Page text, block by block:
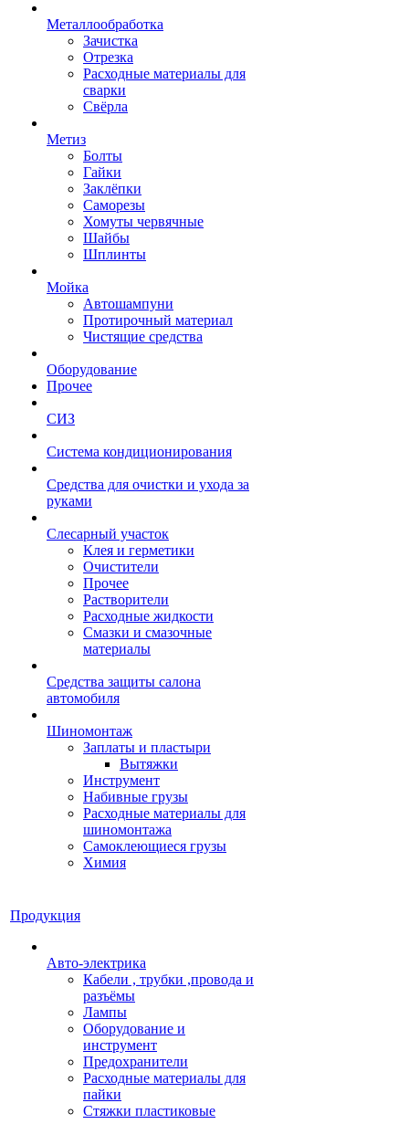
Металлообработка
Зачистка
Отрезка
Расходные материалы для
сварки
Свёрла
Метиз
Болты
Гайки
Заклёпки
Саморезы
Хомуты червячные
Шайбы
Шплинты
Мойка
Автошампуни
Протирочный материал
Чистящие средства
Оборудование
Прочее
СИЗ
Система кондиционирования
Средства для очистки и ухода за
руками
Слесарный участок
Клея и герметики
Очистители
Прочее
Растворители
Расходные жидкости
Смазки и смазочные
материалы
Средства защиты салона
автомобиля
Шиномонтаж
Заплаты и пластыри
Вытяжки
Инструмент
Набивные грузы
Расходные материалы для
шиномонтажа
Самоклеющиеся грузы
Химия
Продукция
Авто-электрика
Кабели , трубки ,провода и
разъёмы
Лампы
Оборудование и
инструмент
Предохранители
Расходные материалы для
пайки
Стяжки пластиковые